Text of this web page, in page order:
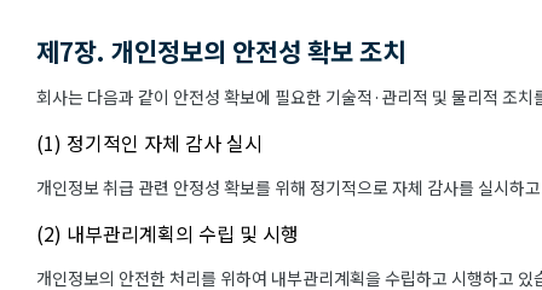
제7장. 개인정보의 안전성 확보 조치
회사는 다음과 같이 안전성 확보에 필요한 기술적·관리적 및 물리적 조치
(1) 정기적인 자체 감사 실시
개인정보 취급 관련 안정성 확보를 위해 정기적으로 자체 감사를 실시하
(2) 내부관리계획의 수립 및 시행
개인정보의 안전한 처리를 위하여 내부관리계획을 수립하고 시행하고 있